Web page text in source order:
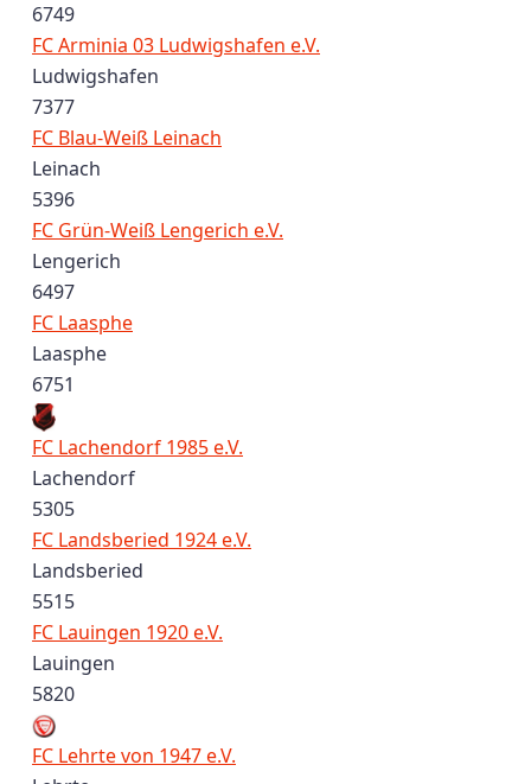
6749
FC Arminia 03 Ludwigshafen e.V.
Ludwigshafen
7377
FC Blau-Weiß Leinach
Leinach
5396
FC Grün-Weiß Lengerich e.V.
Lengerich
6497
FC Laasphe
Laasphe
6751
FC Lachendorf 1985 e.V.
Lachendorf
5305
FC Landsberied 1924 e.V.
Landsberied
5515
FC Lauingen 1920 e.V.
Lauingen
5820
FC Lehrte von 1947 e.V.